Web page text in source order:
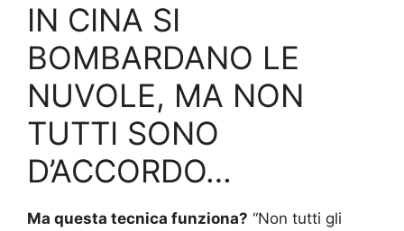
IN CINA SI
BOMBARDANO LE
NUVOLE, MA NON
TUTTI SONO
D’ACCORDO…
Ma questa tecnica funziona? “Non tutti gli